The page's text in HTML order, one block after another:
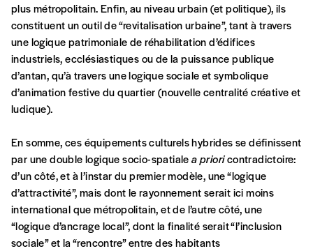
Nom*
Organisation
TVA
Téléphone
plus métropolitain. Enfin, au niveau urbain (et politique), ils
constituent un outil de “revitalisation urbaine”, tant à travers
une logique patrimoniale de réhabilitation d’édifices
industriels, ecclésiastiques ou de la puissance publique
d’antan, qu’à travers une logique sociale et symbolique
d’animation festive du quartier (nouvelle centralité créative et
ludique).
En somme, ces équipements culturels hybrides se définissent
par une double logique socio-spatialea prioricontradictoire:
d’un côté, et à l’instar du premier modèle, une “logique
d’attractivité”, mais dont le rayonnement serait ici moins
international que métropolitain, et de l’autre côté, une
“logique d’ancrage local”, dont la finalité serait “l’inclusion
sociale” et la “rencontre” entre des habitants